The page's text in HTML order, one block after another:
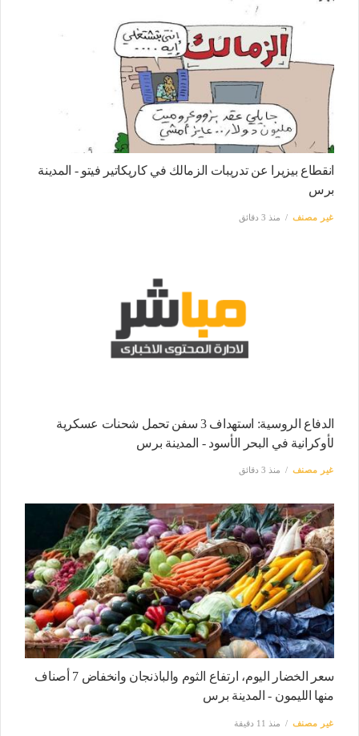
انقطاع بيزيرا عن تدريبات الزمالك في كاريكاتير فيتو - المدينة
برس
غير مصنف منذ 3 دقائق
الدفاع الروسية: استهداف 3 سفن تحمل شحنات عسكرية
لأوكرانية في البحر الأسود - المدينة برس
غير مصنف منذ 3 دقائق
سعر الخضار اليوم، ارتفاع الثوم والباذنجان وانخفاض 7 أصناف
منها الليمون - المدينة برس
غير مصنف منذ 11 دقيقة